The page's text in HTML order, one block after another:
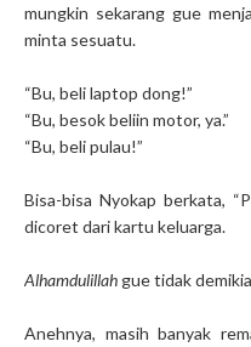
mungkin sekarang gue
minta sesuatu.
“Bu, beli laptop dong!”
“Bu, besok beliin motor, ya.”
“Bu, beli pulau!”
Bisa-bisa Nyokap berkata,
dicoret dari kartu keluarga.
Alhamdulillah gue tidak
Anehnya, masih banyak